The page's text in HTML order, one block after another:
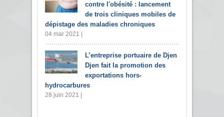
contre l'obésité : lancement
de trois cliniques mobiles de
dépistage des maladies chroniques
04 mar 2021 |
L’entreprise portuaire de Djen
Djen fait la promotion des
exportations hors-
hydrocarbures
28 juin 2021 |